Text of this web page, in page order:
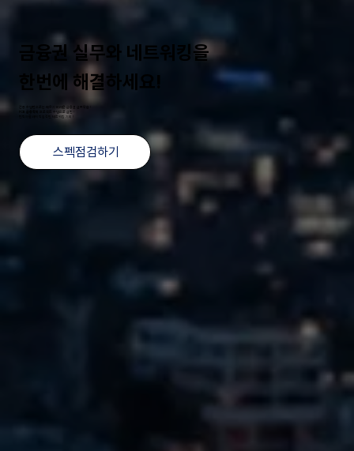
금융권 실무와 네트워킹을
한번에 해결하세요!
전공 수업만으로는 배우기 어려운 금융권 실무학습 !
프로젝트 수업으로 실현 !
현직자들과의 직접적인 네트워킹 기회 !
스펙점검하기